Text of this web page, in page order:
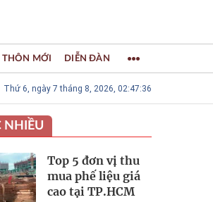
công sáng tạo Thế giới LÀNG NGHỀ
Thứ 6, ngày 7 tháng 8, 2026, 02:47:38
THÔN MỚI DIỄN ĐÀN
NHIỀU
Top 5 đơn vị thu
mua phế liệu giá
cao tại TP.HCM